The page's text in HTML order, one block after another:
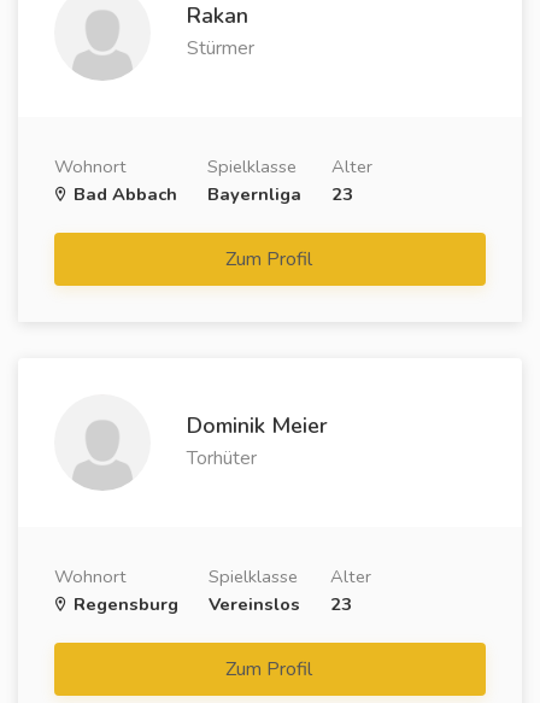
Rakan
Stürmer
Wohnort
Bad Abbach
Spielklasse
Bayernliga
Alter
23
Zum Profil
Dominik Meier
Torhüter
Wohnort
Regensburg
Spielklasse
Vereinslos
Alter
23
Zum Profil